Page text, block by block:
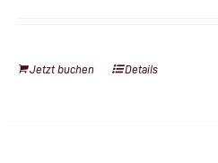
Jetzt buchen Details